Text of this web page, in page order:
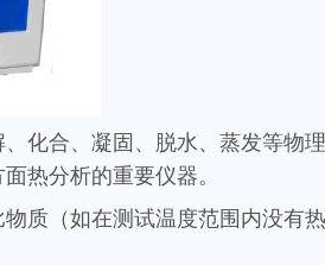
化合、凝固、脱水、蒸发等物
热分析的重要仪器。
质（如在测试温度范围内没有